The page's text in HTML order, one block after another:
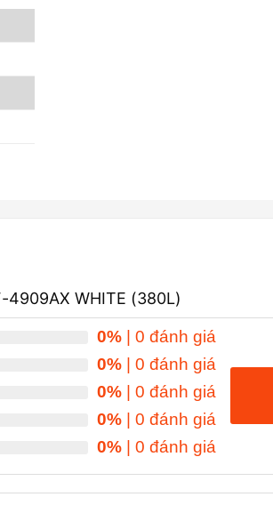
4909AX WHITE (380L)
0% | 0 đánh giá
0% | 0 đánh giá
0% | 0 đánh giá
0% | 0 đánh giá
0% | 0 đánh giá